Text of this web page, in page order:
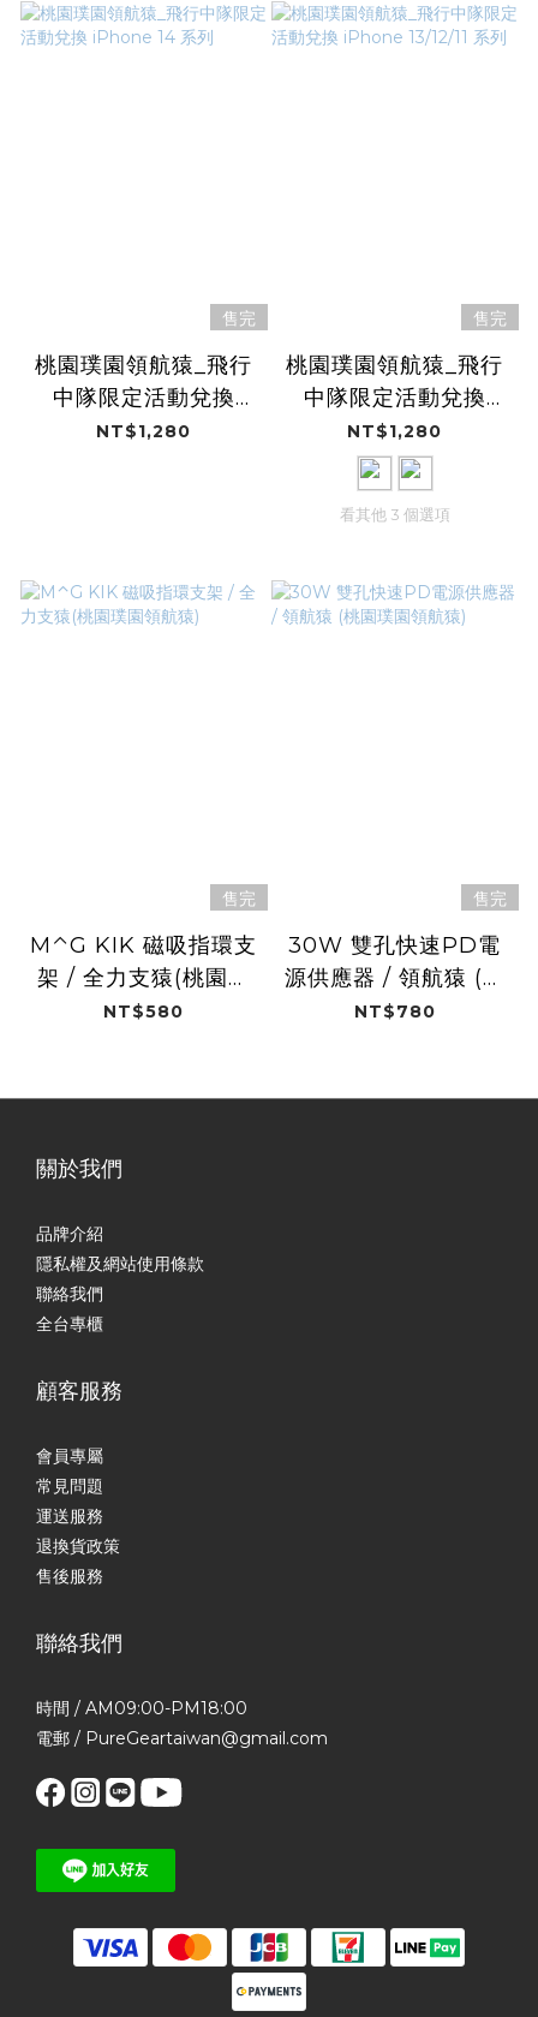
售完
桃園璞園領航猿_飛行
中隊限定活動兌換
iPhone 14 系列
NT$1,280
售完
桃園璞園領航猿_飛行
中隊限定活動兌換
iPhone 13/12/11 系列
NT$1,280
看其他 3 個選項
售完
M⌃G KIK 磁吸指環支
架 / 全力支猿(桃園璞
園領航猿)
NT$580
售完
30W 雙孔快速PD電
源供應器 / 領航猿 (桃
園璞園領航猿)
NT$780
關於我們
品牌介紹
隱私權及網站使用條款
聯絡我們
全台專櫃
顧客服務
會員專屬
常見問題
運送服務
退換貨政策
售後服務
聯絡我們
時間 / AM09:00-PM18:00
電郵 / PureGeartaiwan@gmail.com